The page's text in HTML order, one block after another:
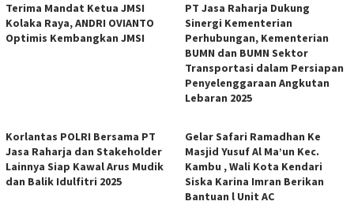
Terima Mandat Ketua JMSI
Kolaka Raya, ANDRI OVIANTO
Optimis Kembangkan JMSI
PT Jasa Raharja Dukung
Sinergi Kementerian
Perhubungan, Kementerian
BUMN dan BUMN Sektor
Transportasi dalam Persiapan
Penyelenggaraan Angkutan
Lebaran 2025
Korlantas POLRI Bersama PT
Jasa Raharja dan Stakeholder
Lainnya Siap Kawal Arus Mudik
dan Balik Idulfitri 2025
Gelar Safari Ramadhan Ke
Masjid Yusuf Al Ma’un Kec.
Kambu , Wali Kota Kendari
Siska Karina Imran Berikan
Bantuan l Unit AC